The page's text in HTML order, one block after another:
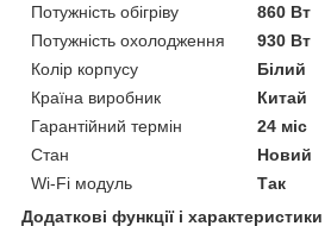
Потужність обігріву
860 Вт
Потужність охолодження
930 Вт
Колір корпусу
Білий
Країна виробник
Китай
Гарантійний термін
24 міс
Стан
Новий
Wi-Fi модуль
Так
Додаткові функції і характеристики